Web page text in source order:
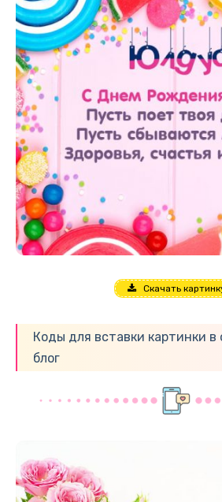
Скачать
Коды для вставки картинки в
блог